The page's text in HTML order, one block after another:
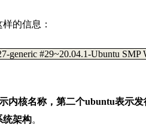
的信息：
generic #29~20.04.1-Ubuntu
内核名称，第二个ubuntu表示发
统架构。